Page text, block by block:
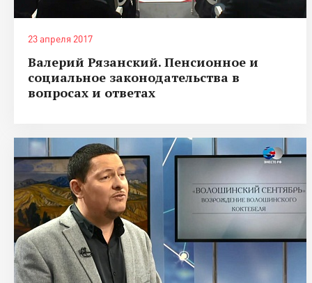
23 апреля 2017
Валерий Рязанский. Пенсионное и
социальное законодательства в
вопросах и ответах